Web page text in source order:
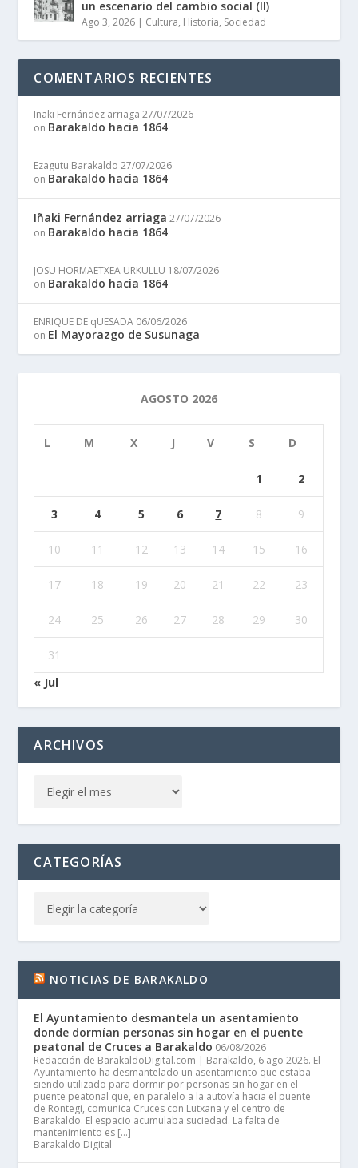
un escenario del cambio social (II)
Ago 3, 2026 | Cultura, Historia, Sociedad
COMENTARIOS RECIENTES
Iñaki Fernández arriaga 27/07/2026
on Barakaldo hacia 1864
Ezagutu Barakaldo 27/07/2026
on Barakaldo hacia 1864
Iñaki Fernández arriaga 27/07/2026
on Barakaldo hacia 1864
JOSU HORMAETXEA URKULLU 18/07/2026
on Barakaldo hacia 1864
ENRIQUE DE qUESADA 06/06/2026
on El Mayorazgo de Susunaga
AGOSTO 2026
L M X J V S D
1 2
3 4 5 6 7 8 9
10 11 12 13 14 15 16
17 18 19 20 21 22 23
24 25 26 27 28 29 30
31
« Jul
ARCHIVOS
CATEGORÍAS
NOTICIAS DE BARAKALDO
El Ayuntamiento desmantela un asentamiento
donde dormían personas sin hogar en el puente
peatonal de Cruces a Barakaldo 06/08/2026
Redacción de BarakaldoDigital.com | Barakaldo, 6 ago 2026. El
Ayuntamiento ha desmantelado un asentamiento que estaba
siendo utilizado para dormir por personas sin hogar en el
puente peatonal que, en paralelo a la autovía hacia el puente
de Rontegi, comunica Cruces con Lutxana y el centro de
Barakaldo. El espacio acumulaba suciedad. La falta de
mantenimiento es […]
Barakaldo Digital